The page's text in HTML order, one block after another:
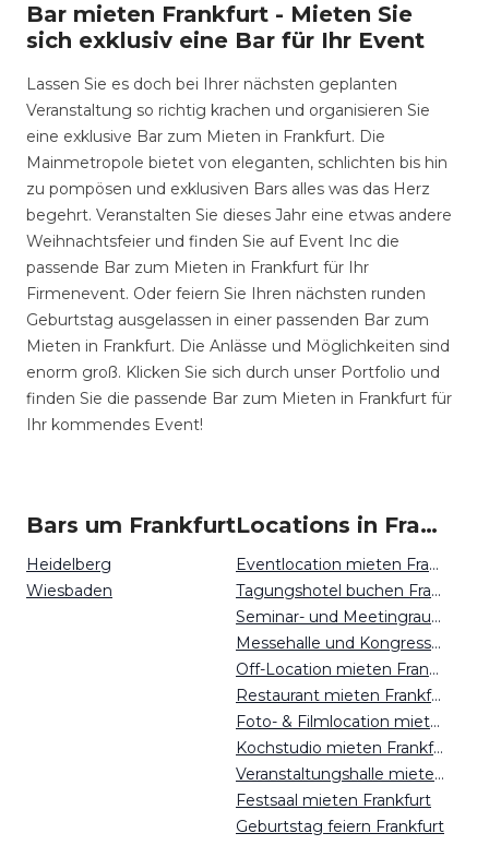
Bar mieten Frankfurt - Mieten Sie
sich exklusiv eine Bar für Ihr Event
Lassen Sie es doch bei Ihrer nächsten geplanten
Veranstaltung so richtig krachen und organisieren Sie
eine exklusive Bar zum Mieten in Frankfurt. Die
Mainmetropole bietet von eleganten, schlichten bis hin
zu pompösen und exklusiven Bars alles was das Herz
begehrt. Veranstalten Sie dieses Jahr eine etwas andere
Weihnachtsfeier und finden Sie auf Event Inc die
passende Bar zum Mieten in Frankfurt für Ihr
Firmenevent. Oder feiern Sie Ihren nächsten runden
Geburtstag ausgelassen in einer passenden Bar zum
Mieten in Frankfurt. Die Anlässe und Möglichkeiten sind
enorm groß. Klicken Sie sich durch unser Portfolio und
finden Sie die passende Bar zum Mieten in Frankfurt für
Ihr kommendes Event!
Bars um Frankfurt
Heidelberg
Wiesbaden
Locations in Frankfurt mieten
Eventlocation mieten Frankfurt
Tagungshotel buchen Frankfurt
Seminar- und Meetingraum mieten Frankfurt
Messehalle und Kongresszentrum mieten Frankfurt
Off-Location mieten Frankfurt
Restaurant mieten Frankfurt
Foto- & Filmlocation mieten Frankfurt
Kochstudio mieten Frankfurt
Veranstaltungshalle mieten Frankfurt
Festsaal mieten Frankfurt
Geburtstag feiern Frankfurt